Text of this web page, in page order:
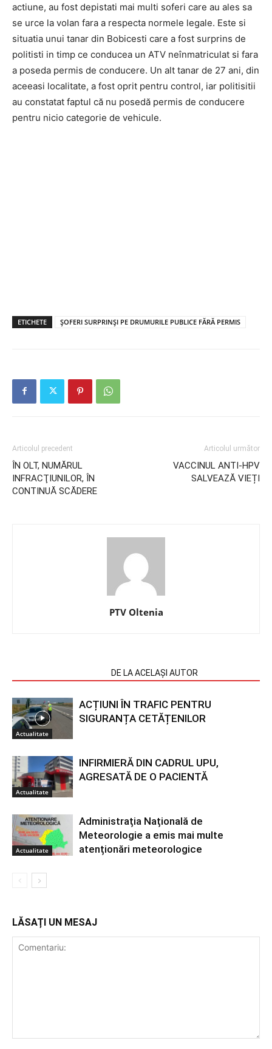
actiune, au fost depistati mai multi soferi care au ales sa
se urce la volan fara a respecta normele legale. Este si
situatia unui tanar din Bobicesti care a fost surprins de
politisti in timp ce conducea un ATV neînmatriculat si fara
a poseda permis de conducere. Un alt tanar de 27 ani, din
aceeasi localitate, a fost oprit pentru control, iar politisitii
au constatat faptul că nu posedă permis de conducere
pentru nicio categorie de vehicule.
ETICHETE ŞOFERI SURPRINŞI PE DRUMURILE PUBLICE FĂRĂ PERMIS
Articolul precedent
ÎN OLT, NUMĂRUL
INFRACŢIUNILOR, ÎN
CONTINUĂ SCĂDERE
Articolul următor
VACCINUL ANTI-HPV
SALVEAZĂ VIEȚI
PTV Oltenia
DE LA ACELAȘI AUTOR
Actualitate
ACȚIUNI ÎN TRAFIC PENTRU
SIGURANȚA CETĂȚENILOR
Actualitate
INFIRMIERĂ DIN CADRUL UPU,
AGRESATĂ DE O PACIENTĂ
Actualitate
Administrația Națională de
Meteorologie a emis mai multe
atenționări meteorologice
LĂSAȚI UN MESAJ